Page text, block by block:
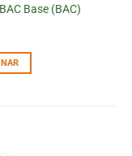
Base (BAC)